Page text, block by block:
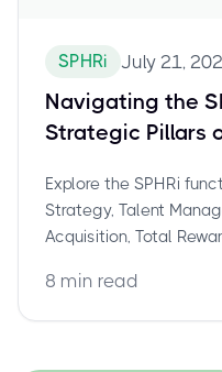
SPHRi July 21,
Navigating the
Strategic Pillars
Explore the SPHRi
Strategy, Talent
Acquisition, Total
8 min read